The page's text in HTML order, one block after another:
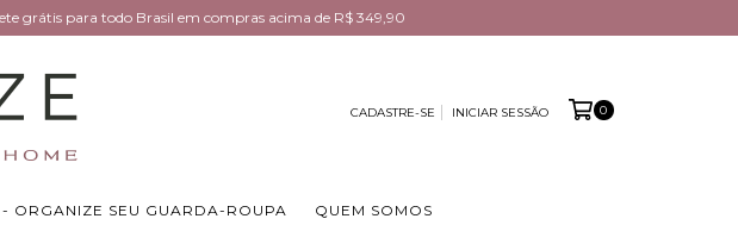
grátis para todo Brasil em compras acima de R$ 349,90
CADASTRE-SE INICIAR SESSÃO 0
- ORGANIZE SEU GUARDA-ROUPA QUEM SOMOS